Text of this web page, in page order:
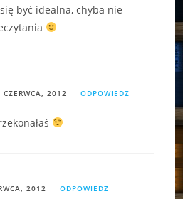
być idealna, chyba nie
CZERWCA, 2012 ODPOWIEDZ
2012 ODPOWIEDZ